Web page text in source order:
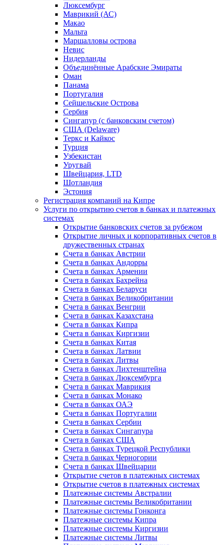
Люксембург
Маврикий (АС)
Макао
Мальта
Маршалловы острова
Нeвис
Нидерланды
Объединённые Арабские Эмираты
Оман
Панама
Португалия
Сейшельские Острова
Сербия
Сингапур (c банковским счетом)
США (Delaware)
Теркс и Кайкос
Турция
Узбекистан
Уругвай
Швейцария, LTD
Шотландия
Эстония
Регистрация компаний на Кипре
Услуги по открытию счетов в банках и платежных
системах
Открытие банковских счетов за рубежом
Открытие личных и корпоративных счетов в
дружественных странах
Счета в банках Австрии
Счета в банках Андорры
Счета в банках Армении
Счета в банках Бахрейна
Счета в банках Беларуси
Счета в банках Великобритании
Счета в банках Венгрии
Счета в банках Казахстана
Счета в банках Кипра
Счета в банках Киргизии
Счета в банках Китая
Счета в банках Латвии
Счета в банках Литвы
Счета в банках Лихтенштейна
Счета в банках Люксембурга
Счета в банках Маврикия
Счета в банках Монако
Счета в банках ОАЭ
Счета в банках Португалии
Счета в банках Сербии
Счета в банках Сингапура
Счета в банках США
Счета в банках Турецкой Республики
Счета в банках Черногории
Счета в банках Швейцарии
Открытие счетов в платежных системах
Открытие счетов в платежных системах
Платежные системы Австралии
Платежные системы Великобритании
Платежные системы Гонконга
Платежные системы Кипра
Платежные системы Киргизии
Платежные системы Литвы